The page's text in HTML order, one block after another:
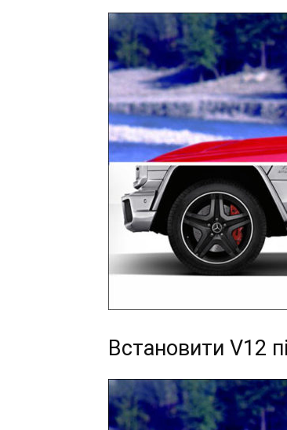
Встановити V12